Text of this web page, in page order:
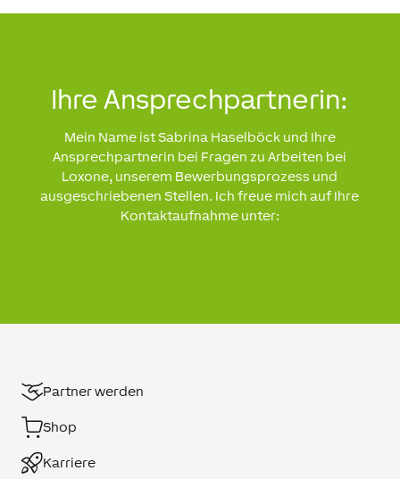
Ihre Ansprechpartnerin:
Mein Name ist Sabrina Haselböck und Ihre
Ansprechpartnerin bei Fragen zu Arbeiten bei
Loxone, unserem Bewerbungsprozess und
ausgeschriebenen Stellen. Ich freue mich auf Ihre
Kontaktaufnahme unter:
Partner werden
Shop
Karriere